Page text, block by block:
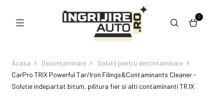
0
Acasa Decontaminare
Solutii pentru decontaminare
CarPro TRIX Powerful Tar/Iron Filings&Contaminants Cleaner -
Solutie indepartat bitum, pilitura fier si alti contaminanti TR.IX